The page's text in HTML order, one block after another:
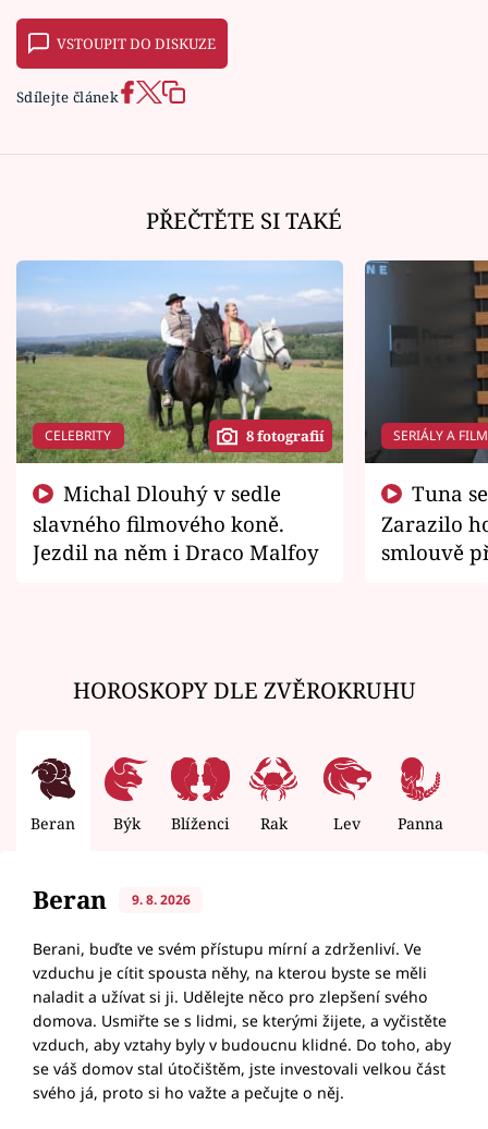
VSTOUPIT DO DISKUZE
Sdílejte článek
PŘEČTĚTE SI TAKÉ
CELEBRITY 8 fotografií
slavného filmového koně.
Jezdil na něm i Draco Malfoy
SERIÁLY A
Zarazilo
smlouvě
HOROSKOPY DLE ZVĚROKRUHU
Beran Býk Blíženci Rak Lev Panna
Beran 9. 8. 2026
Berani, buďte ve svém přístupu mírní a zdrženliví. Ve
vzduchu je cítit spousta něhy, na kterou byste se měli
naladit a užívat si ji. Udělejte něco pro zlepšení svého
domova. Usmiřte se s lidmi, se kterými žijete, a vyčistěte
vzduch, aby vztahy byly v budoucnu klidné. Do toho, aby
se váš domov stal útočištěm, jste investovali velkou část
svého já, proto si ho važte a pečujte o něj.